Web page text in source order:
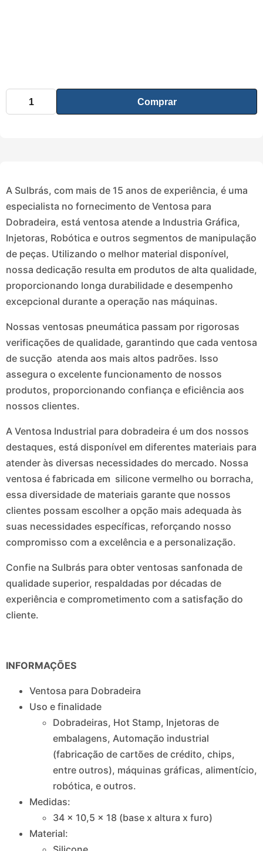
Comprar
A Sulbrás, com mais de 15 anos de experiência, é uma
especialista no fornecimento de Ventosa para
Dobradeira, está ventosa atende a Industria Gráfica,
Injetoras, Robótica e outros segmentos de manipulação
de peças. Utilizando o melhor material disponível,
nossa dedicação resulta em produtos de alta qualidade,
proporcionando longa durabilidade e desempenho
excepcional durante a operação nas máquinas.
Nossas ventosas pneumática passam por rigorosas
verificações de qualidade, garantindo que cada ventosa
de sucção atenda aos mais altos padrões. Isso
assegura o excelente funcionamento de nossos
produtos, proporcionando confiança e eficiência aos
nossos clientes.
A Ventosa Industrial para dobradeira é um dos nossos
destaques, está disponível em diferentes materiais para
atender às diversas necessidades do mercado. Nossa
ventosa é fabricada em silicone vermelho ou borracha,
essa diversidade de materiais garante que nossos
clientes possam escolher a opção mais adequada às
suas necessidades específicas, reforçando nosso
compromisso com a excelência e a personalização.
Confie na Sulbrás para obter ventosas sanfonada de
qualidade superior, respaldadas por décadas de
experiência e comprometimento com a satisfação do
cliente.
INFORMAÇÕES
Ventosa para Dobradeira
Uso e finalidade
Dobradeiras, Hot Stamp, Injetoras de
embalagens, Automação industrial
(fabricação de cartões de crédito, chips,
entre outros), máquinas gráficas, alimentício,
robótica, e outros.
Medidas:
34 x 10,5 x 18 (base x altura x furo)
Material: